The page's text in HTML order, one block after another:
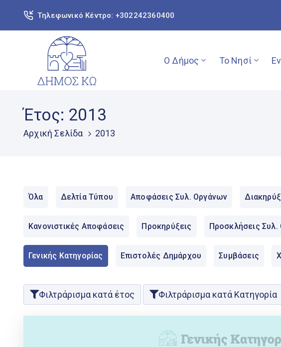
Τηλεφωνικό Κέντρο: +302242360400
Ο Δήμος Το Νησί
Έτος: 2013
Αρχική Σελίδα 2013
Όλα Δελτία Τύπου Αποφάσεις Συλ. Οργάνων
Κανονιστικές Αποφάσεις Προκηρύξεις Προσκλήσεις
Γενικής Κατηγορίας Επιστολές Δημάρχου Συμβάσεις
Φιλτράρισμα κατά έτος Φιλτράρισμα κατά Κατηγορία